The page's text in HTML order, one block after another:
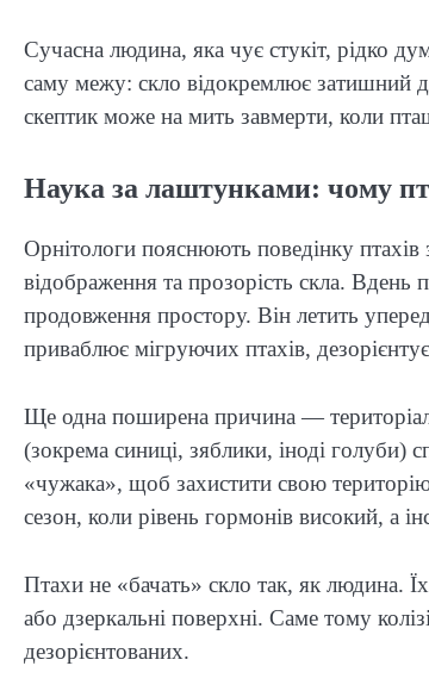
Сучасна людина, яка чує стукіт, рідко
саму межу: скло відокремлює затишний
скептик може на мить завмерти, коли
Наука за лаштунками: чому
Орнітологи пояснюють поведінку
відображення та прозорість скла. Вдень
продовження простору. Він летить
приваблює мігруючих птахів,
Ще одна поширена причина —
(зокрема синиці, зяблики, іноді
«чужака», щоб захистити свою
сезон, коли рівень гормонів високий, а
Птахи не «бачать» скло так, як людина.
або дзеркальні поверхні. Саме тому
дезорієнтованих.